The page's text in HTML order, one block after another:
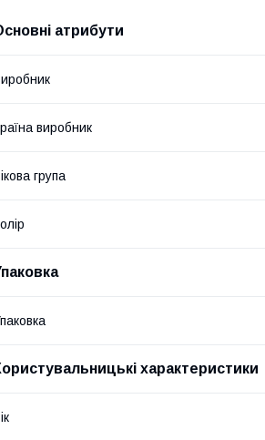
атрибути
виробник
група
характеристики